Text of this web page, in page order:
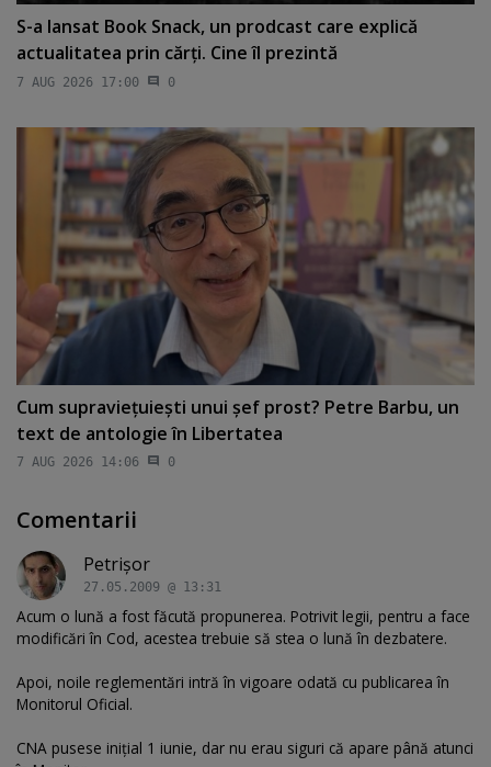
S-a lansat Book Snack, un prodcast care explică
actualitatea prin cărţi. Cine îl prezintă
7 AUG 2026 17:00 0
Cum supravieţuieşti unui şef prost? Petre Barbu, un
text de antologie în Libertatea
7 AUG 2026 14:06 0
Comentarii
Petrişor
27.05.2009 @ 13:31
Acum o lună a fost făcută propunerea. Potrivit legii, pentru a face
modificări în Cod, acestea trebuie să stea o lună în dezbatere.
Apoi, noile reglementări intră în vigoare odată cu publicarea în
Monitorul Oficial.
CNA pusese iniţial 1 iunie, dar nu erau siguri că apare până atunci